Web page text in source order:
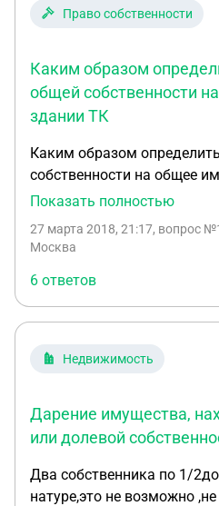
Право собственности
Каким образом
общей собственности
здании ТК
Каким образом
собственности на общее
в котором часть
собственности. Также на
собственности ( доли
X/6161)согласно выписки
участок также
долевой собственности(
пропорции Х/23320).
Показать полностью
27 марта 2018, 21:17, вопрос
Москва
6 ответов
Недвижимость
Дарение имущества,
или долевой
Два собственника по 1/
натуре,это не возможно